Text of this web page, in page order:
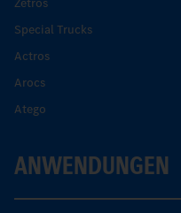
Special Trucks
Actros
Arocs
Atego
ANWENDUNGEN